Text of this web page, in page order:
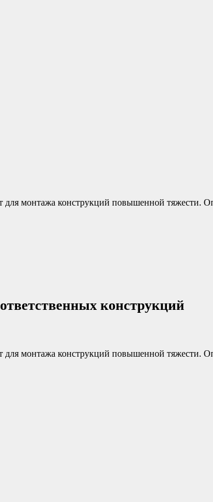
монтажа конструкций повышенной тяжести.
конструкций
монтажа конструкций повышенной тяжести.